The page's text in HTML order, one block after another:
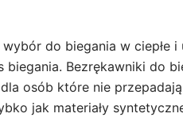
do biegania w ciepłe
Bezrękawniki do
osób które nie
jak materiały